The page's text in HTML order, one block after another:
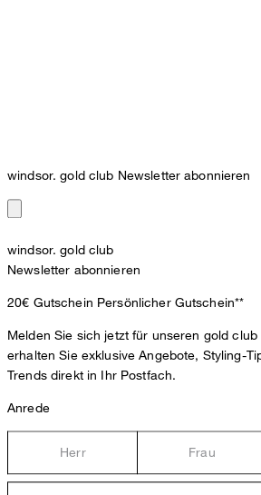
windsor. gold club Newsletter abonnieren
windsor. gold club
Newsletter abonnieren
20€ Gutschein Persönlicher Gutschein**
Melden Sie sich jetzt für unseren gold
erhalten Sie exklusive Angebote, Styling-
Trends direkt in Ihr Postfach.
Anrede
Herr Frau